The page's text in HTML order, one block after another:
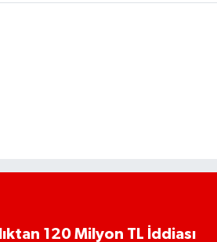
120 Milyon TL İddiası